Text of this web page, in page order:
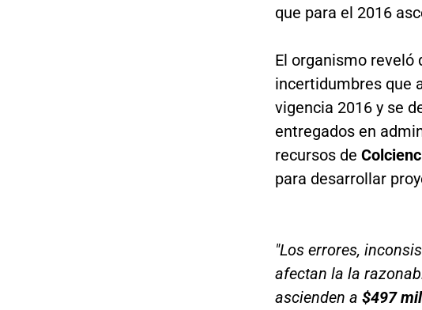
que para el 2016
El organismo reveló
incertidumbres que
vigencia 2016 y se
entregados en
recursos de
para desarrollar
"Los errores,
afectan la la
ascienden a $497